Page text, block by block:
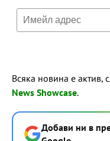
Всяка новина е актив,
News Showcase.
Добави ни в